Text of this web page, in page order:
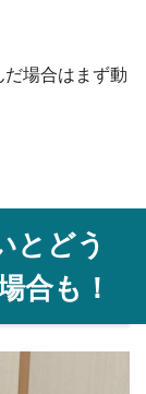
場合はまず動
とどう
合も！